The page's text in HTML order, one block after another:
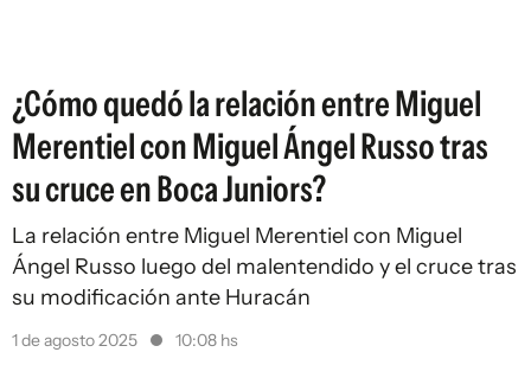
¿Cómo quedó la relación entre Miguel
Merentiel con Miguel Ángel Russo tras
su cruce en Boca Juniors?
La relación entre Miguel Merentiel con Miguel
Ángel Russo luego del malentendido y el cruce tras
su modificación ante Huracán
1 de agosto 2025 10:08 hs